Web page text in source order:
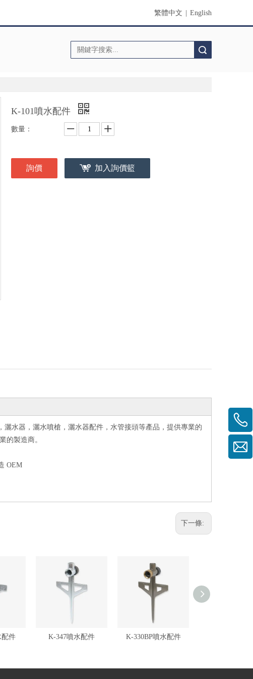
繁體中文 English
K-101噴水配件
數量：
詢價 加入詢價籃
水器，灑水噴槍，灑水器配件，水管接頭等產品，提供專業的
的製造商。
OEM
下一條:
配件 K-347噴水配件 K-330BP噴水配件